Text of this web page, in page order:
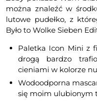
można znaleźć w
lutowe pudełko, z
Było to Wolke Sieben
Paletka Icon Mini z
drogą bardzo
cieniami w kolorze
Wodoodporna
się moim ulubionym